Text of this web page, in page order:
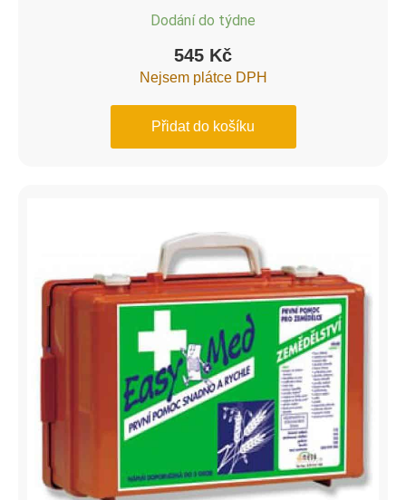
Dodání do týdne
545 Kč
Nejsem plátce DPH
Přidat do košíku